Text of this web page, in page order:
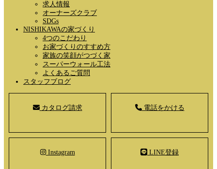
求人情報
オーナーズクラブ
SDGs
NISHIKAWAの家づくり
4つのこだわり
お家づくりのすすめ方
家族の笑顔がつづく家
スーパーウォール工法
よくあるご質問
スタッフブログ
カタログ請求 電話をかける
Instagram LINE登録